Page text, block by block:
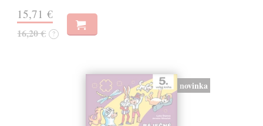
15,71 €
16,20 € ?
novinka